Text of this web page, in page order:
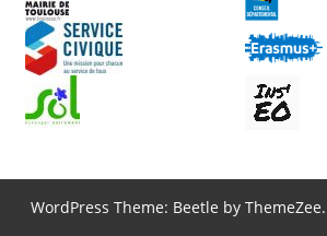
WordPress Theme: Beetle by ThemeZee.